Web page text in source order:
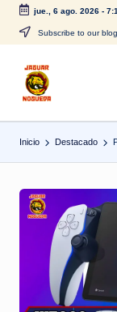
Saltar
contenido
jue., 6 ago. 2026-
Subscribe to our
J
a
g
a
CONTENIDO
Inicio Destacado